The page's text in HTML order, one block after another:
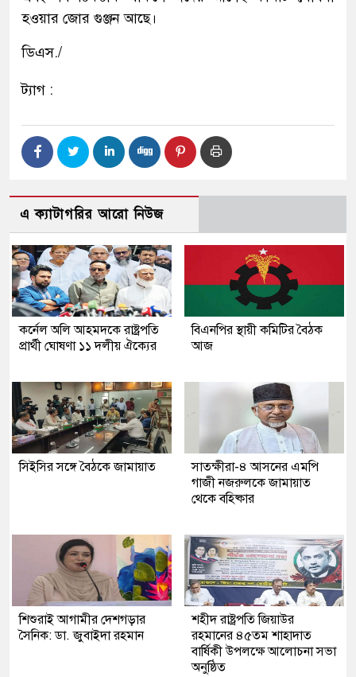
হওয়ার জোর গুঞ্জন আছে।
ডিএস./
ট্যাগ :
এ ক্যাটাগরির আরো নিউজ
কর্নেল অলি আহমদকে রাষ্ট্রপতি
প্রার্থী ঘোষণা ১১ দলীয় ঐক্যের
বিএনপির স্থায়ী কমিটির বৈঠক
আজ
সিইসির সঙ্গে বৈঠকে জামায়াত
সাতক্ষীরা-৪ আসনের এমপি
গাজী নজরুলকে জামায়াত
থেকে বহিষ্কার
শিশুরাই আগামীর দেশগড়ার
সৈনিক: ডা. জুবাইদা রহমান
শহীদ রাষ্ট্রপতি জিয়াউর
রহমানের ৪৫তম শাহাদাত
বার্ষিকী উপলক্ষে আলোচনা সভা
অনুষ্ঠিত